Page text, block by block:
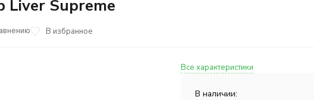
Liver Supreme
В избранное
Все характеристики
В наличии: